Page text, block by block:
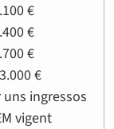
€
€
€
€
ingressos
vigent